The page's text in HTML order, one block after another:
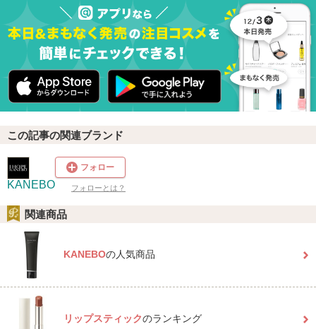
この記事の関連ブランド
KANEBO
フォロー
フォローとは？
関連商品
KANEBOの人気商品
リップスティックのランキング